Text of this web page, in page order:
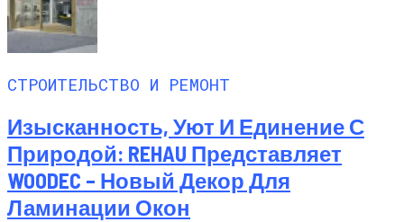
СТРОИТЕЛЬСТВО И РЕМОНТ
Изысканность, Уют И Единение С
Природой: REHAU Представляет
WOODEC – Новый Декор Для
Ламинации Окон